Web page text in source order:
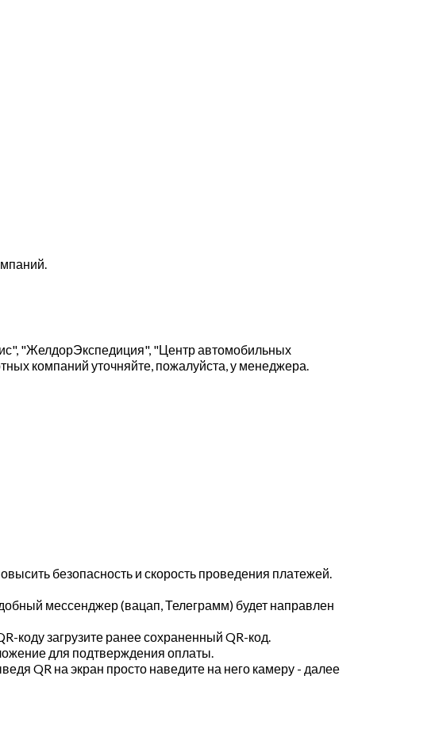
"ЖелдорЭкспедиция", "Центр автомобильных
компаний уточняйте, пожалуйста, у менеджера.
безопасность и скорость проведения платежей.
мессенджер (вацап, Телеграмм) будет направлен
коду загрузите ранее сохраненный QR-код.
для подтверждения оплаты.
QR на экран просто наведите на него камеру - далее